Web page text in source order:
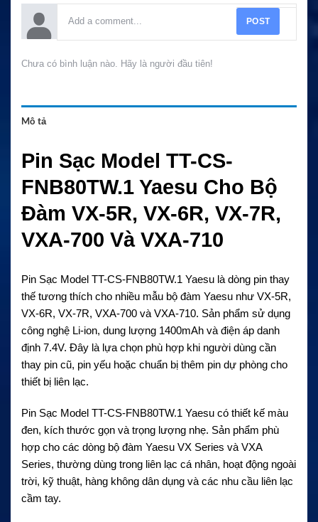
POST
Chưa có bình luận nào. Hãy là người đầu tiên!
Mô tả
Pin Sạc Model TT-CS-
FNB80TW.1 Yaesu Cho Bộ
Đàm VX-5R, VX-6R, VX-7R,
VXA-700 Và VXA-710
Pin Sạc Model TT-CS-FNB80TW.1 Yaesu là dòng pin thay
thế tương thích cho nhiều mẫu bộ đàm Yaesu như VX-5R,
VX-6R, VX-7R, VXA-700 và VXA-710. Sản phẩm sử dụng
công nghệ Li-ion, dung lượng 1400mAh và điện áp danh
định 7.4V. Đây là lựa chọn phù hợp khi người dùng cần
thay pin cũ, pin yếu hoặc chuẩn bị thêm pin dự phòng cho
thiết bị liên lạc.
Pin Sạc Model TT-CS-FNB80TW.1 Yaesu có thiết kế màu
đen, kích thước gọn và trọng lượng nhẹ. Sản phẩm phù
hợp cho các dòng bộ đàm Yaesu VX Series và VXA
Series, thường dùng trong liên lạc cá nhân, hoạt động ngoài
trời, kỹ thuật, hàng không dân dụng và các nhu cầu liên lạc
cầm tay.